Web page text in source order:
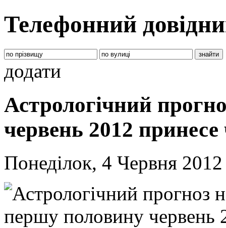
Телефонний
додати
Астрологічний
червень 2012 принесе
Понеділок, 4 Червня